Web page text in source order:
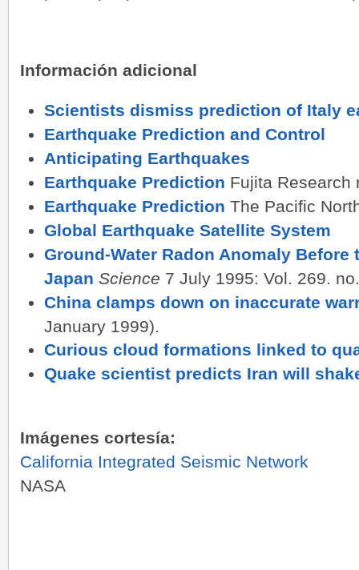
Información adicional
Scientists dismiss prediction of Italy
Earthquake Prediction and Control
Anticipating Earthquakes
Earthquake Prediction Fujita Research
Earthquake Prediction The Pacific
Global Earthquake Satellite System
Ground-Water Radon Anomaly Before
Japan Science 7 July 1995: Vol. 269.
China clamps down on inaccurate
January 1999).
Curious cloud formations linked to
Quake scientist predicts Iran will
Imágenes cortesía:
California Integrated Seismic Network
NASA